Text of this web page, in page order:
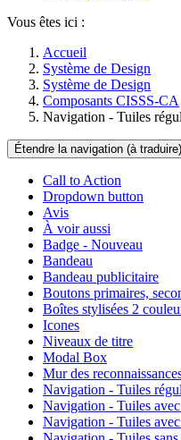
Vous êtes ici :
Accueil
Système de Design
Système de Design
Composants CISSS-CA
Navigation - Tuiles
Étendre la navigation (à traduire)
Call to Action
Dropdown button
Avis
À voir aussi
Badge - Nouveau
Bandeau
Bandeau publicitaire
Boutons primaires,
Boîtes stylisées 2
Icones
Niveaux de titre
Modal Box
Mur des
Navigation - Tuiles
Navigation - Tuiles
Navigation - Tuiles